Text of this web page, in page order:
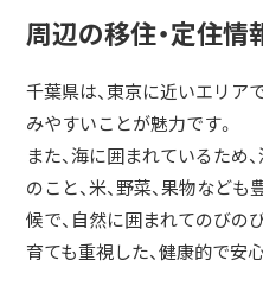
周辺の移住・定住情
千葉県は、東京に近いエリア
みやすいことが魅力です。
また、海に囲まれているため
のこと、米、野菜、果物など
候で、自然に囲まれてのびの
育ても重視した、健康的で安